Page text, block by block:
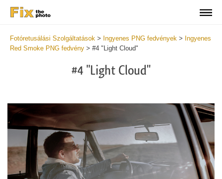
Fotóretusálási Szolgáltatások > Ingyenes PNG fedvények > Ingyenes
Red Smoke PNG fedvény > #4 "Light Cloud"
#4 "Light Cloud"